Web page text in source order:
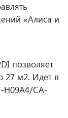
«Алиса и
позволяет
27 м2. Идет в
H09A4/CA-